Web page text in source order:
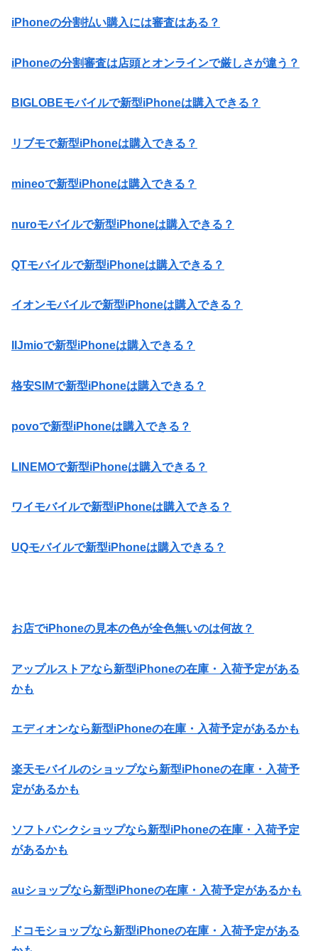
iPhoneの分割払い購入には審査はある？
iPhoneの分割審査は店頭とオンラインで厳しさが違う？
BIGLOBEモバイルで新型iPhoneは購入できる？
リブモで新型iPhoneは購入できる？
mineoで新型iPhoneは購入できる？
nuroモバイルで新型iPhoneは購入できる？
QTモバイルで新型iPhoneは購入できる？
イオンモバイルで新型iPhoneは購入できる？
IIJmioで新型iPhoneは購入できる？
格安SIMで新型iPhoneは購入できる？
povoで新型iPhoneは購入できる？
LINEMOで新型iPhoneは購入できる？
ワイモバイルで新型iPhoneは購入できる？
UQモバイルで新型iPhoneは購入できる？
お店でiPhoneの見本の色が全色無いのは何故？
アップルストアなら新型iPhoneの在庫・入荷予定がある
かも
エディオンなら新型iPhoneの在庫・入荷予定があるかも
楽天モバイルのショップなら新型iPhoneの在庫・入荷予
定があるかも
ソフトバンクショップなら新型iPhoneの在庫・入荷予定
があるかも
auショップなら新型iPhoneの在庫・入荷予定があるかも
ドコモショップなら新型iPhoneの在庫・入荷予定がある